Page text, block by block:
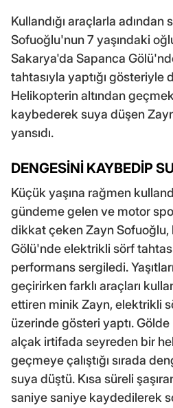
Kullandığı araçlarla adından
Sofuoğlu'nun 7 yaşındaki
Sakarya'da Sapanca
tahtasıyla yaptığı gösteriyle
Helikopterin altından
kaybederek suya düşen
yansıdı.
DENGESİNİ KAYBEDİP
Küçük yaşına rağmen
gündeme gelen ve motor
dikkat çeken Zayn Sofuoğlu,
Gölü'nde elektrikli sörf
performans sergiledi.
geçirirken farklı araçları
ettiren minik Zayn, elektrikli
üzerinde gösteri yaptı. Gölde
alçak irtifada seyreden bir
geçmeye çalıştığı sırada
suya düştü. Kısa süreli
saniye saniye kaydedilerek